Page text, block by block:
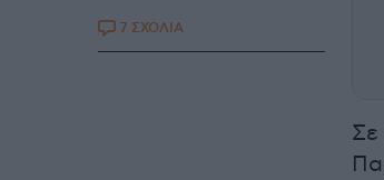
Σε
7 ΣΧΟΛΙΑ